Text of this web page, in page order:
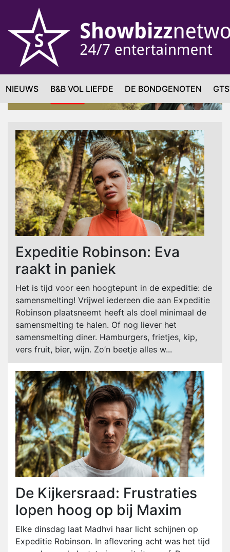
NIEUWS B&B VOL LIEFDE DE BONDGENOTEN
Expeditie Robinson: Eva
raakt in paniek
Het is tijd voor een hoogtepunt in de expeditie: de
samensmelting! Vrijwel iedereen die aan Expeditie
Robinson plaatsneemt heeft als doel minimaal de
samensmelting te halen. Of nog liever het
samensmelting diner. Hamburgers, frietjes, kip,
vers fruit, bier, wijn. Zo’n beetje alles w...
De Kijkersraad: Frustraties
lopen hoog op bij Maxim
Elke dinsdag laat Madhvi haar licht schijnen op
Expeditie Robinson. In aflevering acht was het tijd